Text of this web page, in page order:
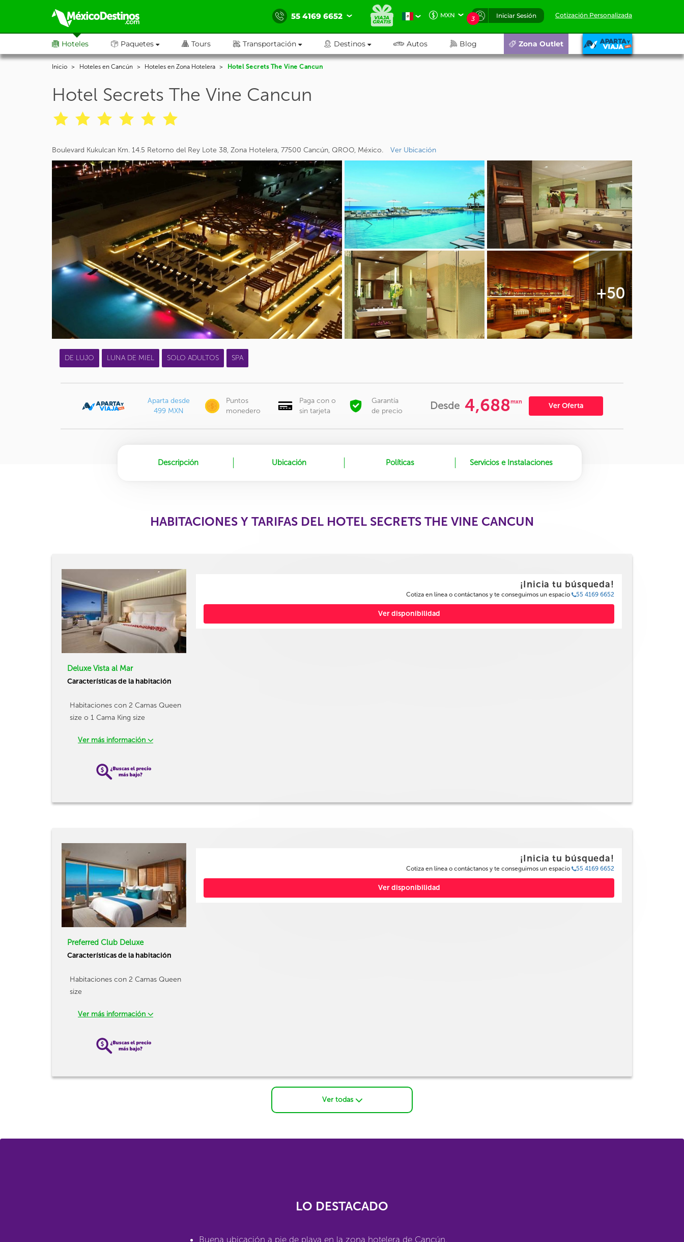
55 4169 6652 MXN 3 Iniciar Sesión Cotización Personalizada
Hoteles Paquetes Tours Transportación Destinos Autos Blog Zona Outlet
Inicio Hoteles en Cancún Hoteles en Zona Hotelera Hotel Secrets The Vine Cancun
Hotel Secrets The Vine Cancun
Boulevard Kukulcan Km. 14.5 Retorno del Rey Lote 38, Zona Hotelera, 77500 Cancún, QROO, México. Ver Ubicación
+50
DE LUJO LUNA DE MIEL SOLO ADULTOS SPA
Aparta desde
499 MXN
Puntos
monedero
Paga con o
sin tarjeta
Garantía
de precio
Desde 4,688mxn Ver Oferta
Descripción Ubicación Políticas Servicios e Instalaciones
HABITACIONES Y TARIFAS DEL HOTEL SECRETS THE VINE CANCUN
Deluxe Vista al Mar
Características de la habitación
Habitaciones con 2 Camas Queen
size o 1 Cama King size
Ver más información
¡Inicia tu búsqueda!
Cotiza en línea o contáctanos y te conseguimos un espacio 55 4169 6652
Ver disponibilidad
Preferred Club Deluxe
Características de la habitación
Habitaciones con 2 Camas Queen
size
Ver más información
¡Inicia tu búsqueda!
Cotiza en línea o contáctanos y te conseguimos un espacio 55 4169 6652
Ver disponibilidad
Ver todas
LO DESTACADO
Buena ubicación a pie de playa en la zona hotelera de Cancún.